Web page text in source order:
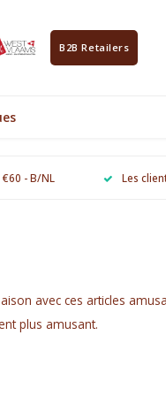
B2B Retailers
- B/NL Les
avec ces articles
plus amusant.